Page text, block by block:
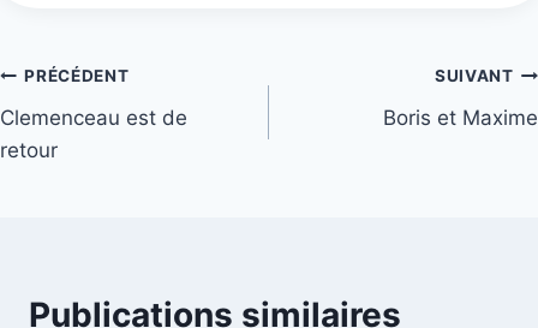
Navigation
de
PRÉCÉDENT
Clemenceau est de
retour
SUIVANT
Boris et Maxime
Publications similaires